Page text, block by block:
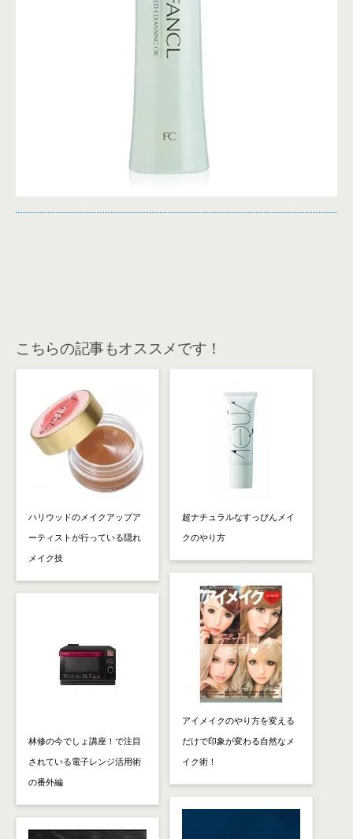
こちらの記事もオススメです！
ハリウッドのメイクアップア
ーティストが行っている隠れ
メイク技
林修の今でしょ講座！で注目
されている電子レンジ活用術
の番外編
超ナチュラルなすっぴんメイ
クのやり方
アイメイクのやり方を変える
だけで印象が変わる自然なメ
イク術！